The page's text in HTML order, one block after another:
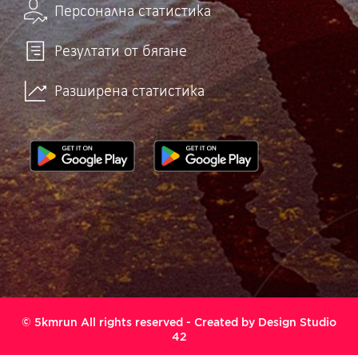
Персонална статистика
Резултати от бягане
Разширена статистика
© 5kmrun All rights reserved - Created by Design Studio
42